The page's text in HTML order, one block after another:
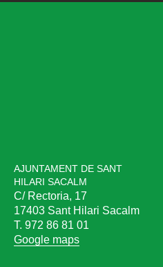
AJUNTAMENT DE SANT
HILARI SACALM
C/ Rectoria, 17
17403 Sant Hilari Sacalm
T. 972 86 81 01
Google maps